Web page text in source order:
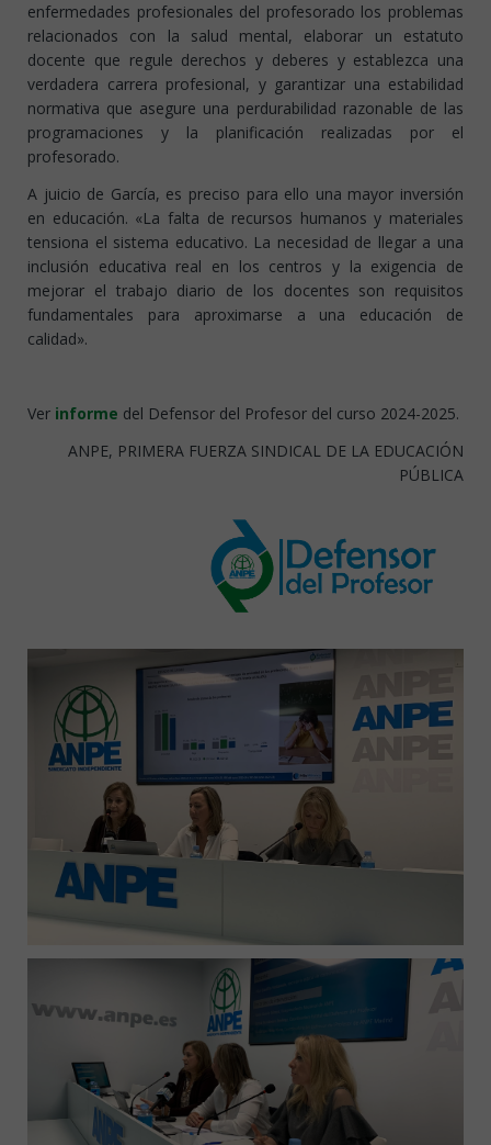
enfermedades profesionales del profesorado los problemas
relacionados con la salud mental, elaborar un estatuto
docente que regule derechos y deberes y establezca una
verdadera carrera profesional, y garantizar una estabilidad
normativa que asegure una perdurabilidad razonable de las
programaciones y la planificación realizadas por el
profesorado.
A juicio de García, es preciso para ello una mayor inversión
en educación. «La falta de recursos humanos y materiales
tensiona el sistema educativo. La necesidad de llegar a una
inclusión educativa real en los centros y la exigencia de
mejorar el trabajo diario de los docentes son requisitos
fundamentales para aproximarse a una educación de
calidad».
Ver informe del Defensor del Profesor del curso 2024-2025.
ANPE, PRIMERA FUERZA SINDICAL DE LA EDUCACIÓN
PÚBLICA